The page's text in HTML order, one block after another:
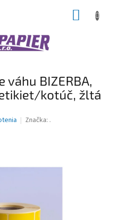
BIZERBA,
kotúč, žltá
Značka: .